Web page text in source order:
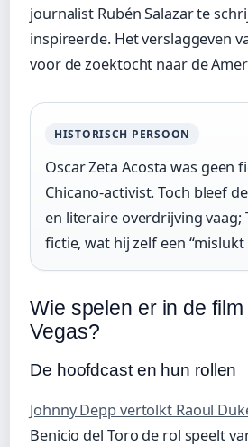
journalist Rubén Salazar te
inspireerde. Het verslaggeven
voor de zoektocht naar de
HISTORISCH PERSOON
Oscar Zeta Acosta was geen
Chicano-activist. Toch bleef
en literaire overdrijving
fictie, wat hij zelf een
Wie spelen er in de
Vegas?
De hoofdcast en hun rollen
Johnny Depp vertolkt Raoul
Benicio del Toro de rol speelt